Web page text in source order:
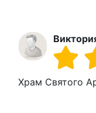
Храм Святого